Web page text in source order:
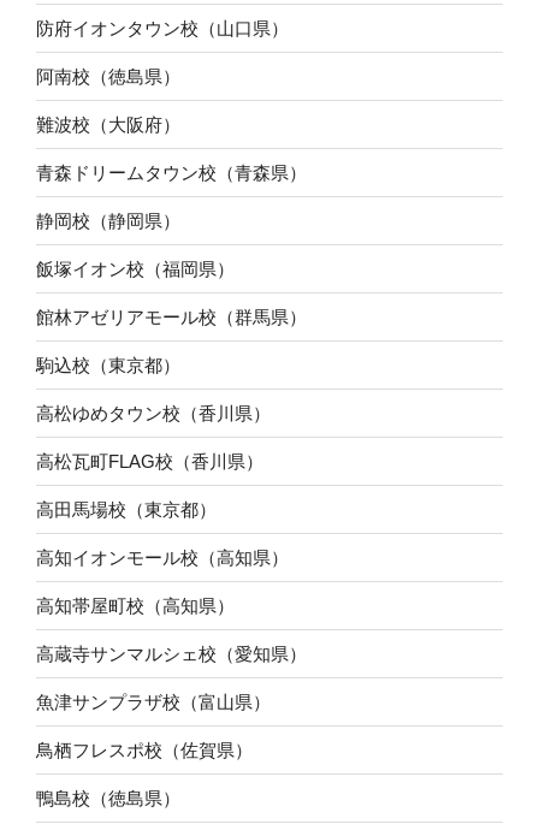
防府イオンタウン校（山口県）
阿南校（徳島県）
難波校（大阪府）
青森ドリームタウン校（青森県）
静岡校（静岡県）
飯塚イオン校（福岡県）
館林アゼリアモール校（群馬県）
駒込校（東京都）
高松ゆめタウン校（香川県）
高松瓦町FLAG校（香川県）
高田馬場校（東京都）
高知イオンモール校（高知県）
高知帯屋町校（高知県）
高蔵寺サンマルシェ校（愛知県）
魚津サンプラザ校（富山県）
鳥栖フレスポ校（佐賀県）
鴨島校（徳島県）